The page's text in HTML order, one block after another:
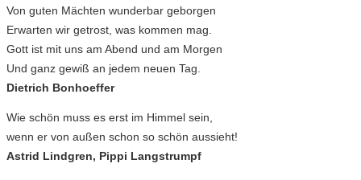
Von guten Mächten wunderbar geborgen
Erwarten wir getrost, was kommen mag.
Gott ist mit uns am Abend und am Morgen
Und ganz gewiß an jedem neuen Tag.
Dietrich Bonhoeffer
Wie schön muss es erst im Himmel sein,
wenn er von außen schon so schön aussieht!
Astrid Lindgren, Pippi Langstrumpf